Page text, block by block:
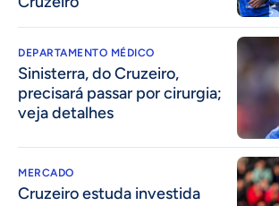
DEPARTAMENTO MÉDICO
Sinisterra, do Cruzeiro,
precisará passar por cirurgia;
veja detalhes
MERCADO
Cruzeiro estuda investida